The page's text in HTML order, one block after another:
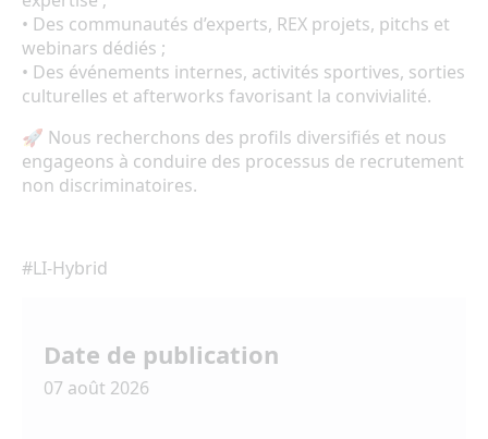
• Des communautés d’experts, REX projets, pitchs et
webinars dédiés ;
• Des événements internes, activités sportives, sorties
culturelles et afterworks favorisant la convivialité.
🚀 Nous recherchons des profils diversifiés et nous
engageons à conduire des processus de recrutement
non discriminatoires.
#LI-Hybrid
Date de publication
07 août 2026